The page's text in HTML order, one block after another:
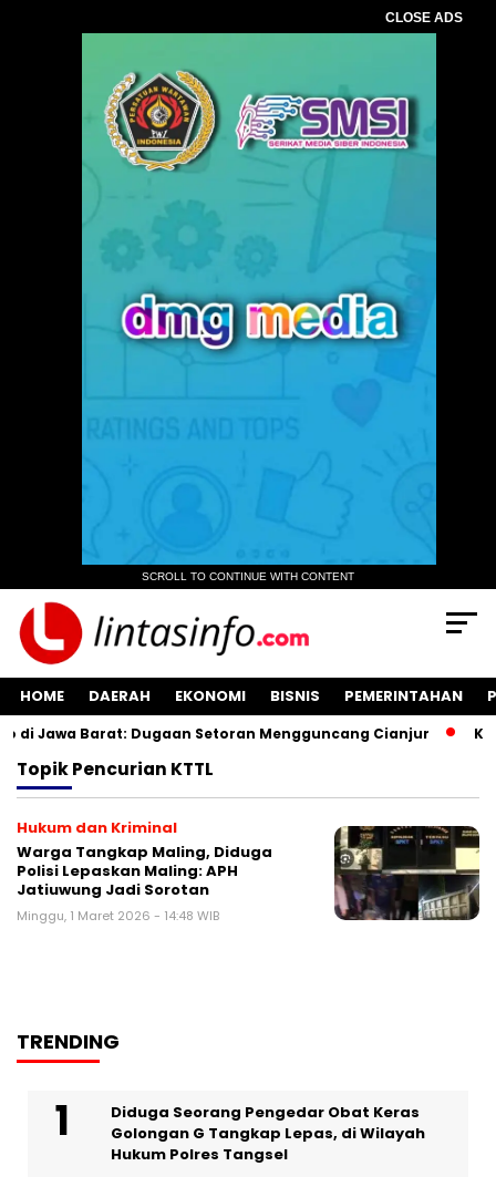
CLOSE ADS
SCROLL TO CONTINUE WITH CONTENT
HOME DAERAH EKONOMI BISNIS PEMERINTAHAN
Jawa Barat: Dugaan Setoran Mengguncang Cianjur
TopikPencurian KTTL
Hukum dan Kriminal
‎Warga Tangkap Maling, Diduga
Polisi Lepaskan Maling: APH
Jatiuwung Jadi Sorotan
Minggu, 1 Maret 2026 - 14:48 WIB
TRENDING
‎Diduga Seorang Pengedar Obat Keras
Golongan G Tangkap Lepas, di Wilayah
Hukum Polres Tangsel